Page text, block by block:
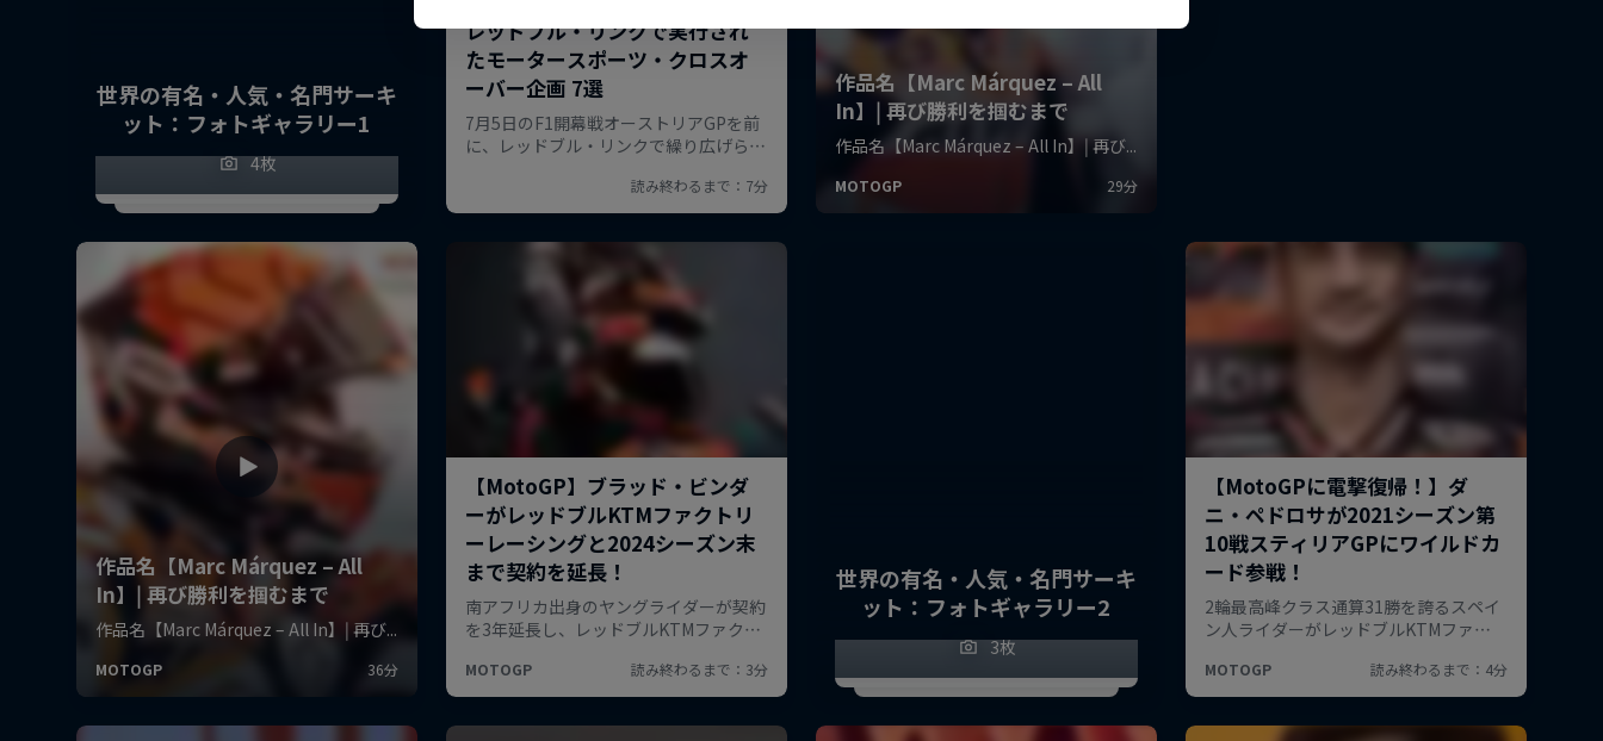
世界の有名・人気・名門サーキ
ット：フォトギャラリー1
4枚
世界の有名・人気・名門サーキ
ット：フォトギャラリー2
3枚